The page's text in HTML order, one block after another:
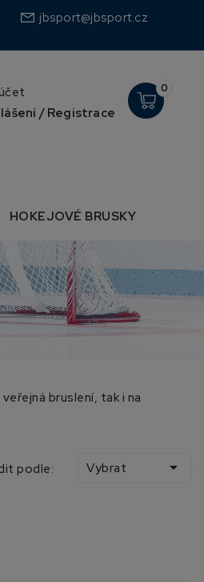
jbsport@jbsport.cz
0
/ Registrace
HOKEJOVÉ BRUSKY
bruslení, tak i na
podle: Vybrat 